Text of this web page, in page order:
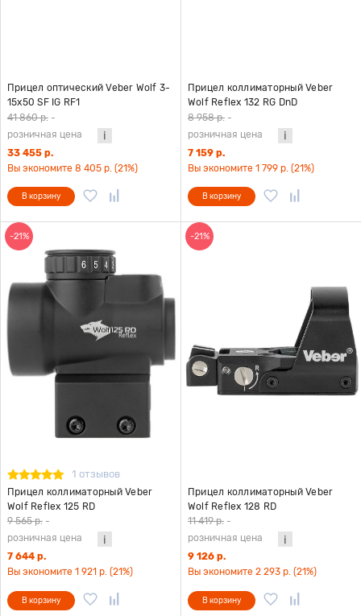
Прицел оптический Veber Wolf 3-
15x50 SF IG RF1
41 860 р. -
розничная цена
33 455 р.
Вы экономите 8 405 р. (21%)
В корзину
Прицел коллиматорный Veber
Wolf Reflex 132 RG DnD
8 958 р. -
розничная цена
7 159 р.
Вы экономите 1 799 р. (21%)
В корзину
-21%
1 отзывов
Прицел коллиматорный Veber
Wolf Reflex 125 RD
9 565 р. -
розничная цена
7 644 р.
Вы экономите 1 921 р. (21%)
В корзину
-21%
Прицел коллиматорный Veber
Wolf Reflex 128 RD
11 419 р. -
розничная цена
9 126 р.
Вы экономите 2 293 р. (21%)
В корзину